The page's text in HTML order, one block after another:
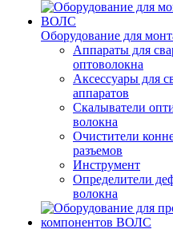
Оборудование для
Аппараты для
оптоволокна
Аксессуары для
аппаратов
Скалыватели
волокна
Очистители
разъемов
Инструмент
Определители
волокна